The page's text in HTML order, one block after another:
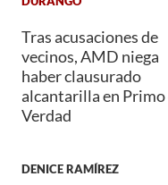
Tras acusaciones de
vecinos, AMD niega
haber clausurado
alcantarilla en Primo
Verdad
DENICE RAMÍREZ